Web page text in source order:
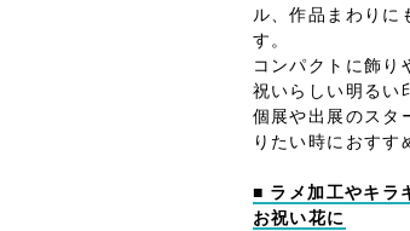
ル、作品まわりに
す。
コンパクトに飾り
祝いらしい明るい
個展や出展のスタ
りたい時におすす
■ ラメ加工やキラ
お祝い花に